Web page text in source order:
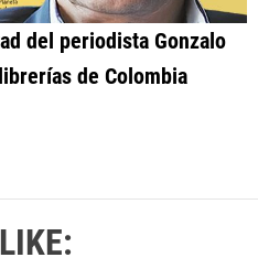
del periodista Gonzalo
de Colombia